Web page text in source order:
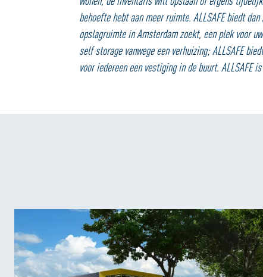
behoefte hebt aan meer ruimte. ALLSAFE biedt
opslagruimte in Amsterdam zoekt, een plek voor
self storage vanwege een verhuizing; ALLSAFE
voor iedereen een vestiging in de buurt. ALLSAFE